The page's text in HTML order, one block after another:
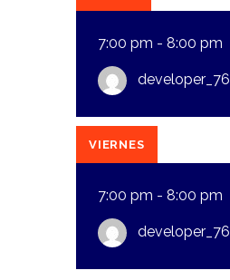
7:00 pm - 8:00 pm
VIERNES
7:00 pm - 8:00 pm